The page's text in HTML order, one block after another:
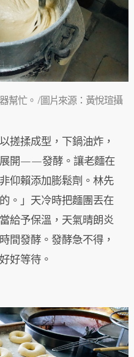
幫忙。 /圖片來源：黃悅瑄攝
搓揉成型，下鍋油炸，
開——發酵。讓老麵在
仰賴添加膨鬆劑。林先
。」天冷時把麵團丟在
給予保溫，天氣晴朗炎
間發酵。發酵急不得，
好等待。